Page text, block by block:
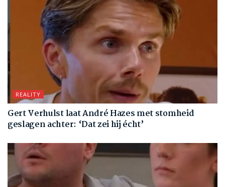
REALITY
Gert Verhulst laat André Hazes met stomheid
geslagen achter: ‘Dat zei hij écht’